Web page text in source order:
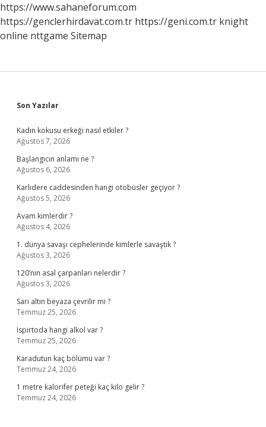
https://www.sahaneforum.com
https://genclerhirdavat.com.tr https://geni.com.tr knight
online nttgame Sitemap
Sidebar
Son Yazılar
Kadın kokusu erkeği nasıl etkiler ?
Ağustos 7, 2026
Başlangıcın anlamı ne ?
Ağustos 6, 2026
Karlıdere caddesinden hangi otobüsler geçiyor ?
Ağustos 5, 2026
Avam kimlerdir ?
Ağustos 4, 2026
1. dünya savaşı cephelerinde kimlerle savaştık ?
Ağustos 3, 2026
120’nin asal çarpanları nelerdir ?
Ağustos 3, 2026
Sarı altın beyaza çevrilir mi ?
Temmuz 25, 2026
Ispirtoda hangi alkol var ?
Temmuz 25, 2026
Karadutun kaç bölümü var ?
Temmuz 24, 2026
1 metre kalorifer peteği kaç kilo gelir ?
Temmuz 24, 2026